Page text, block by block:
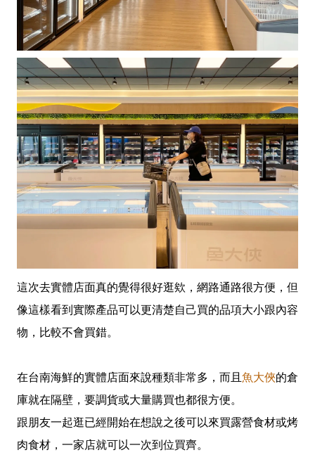
這次去實體店面真的覺得很好逛欸，網路通路很方便，但
像這樣看到實際產品可以更清楚自己買的品項大小跟內容
物，比較不會買錯。
在台南海鮮的實體店面來說種類非常多，而且 魚大俠的倉
庫就在隔壁，要調貨或大量購買也都很方便。
跟朋友一起逛已經開始在想說之後可以來買露營食材或烤
肉食材，一家店就可以一次到位買齊。